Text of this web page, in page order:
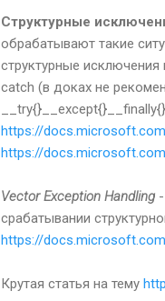
Структурные
обрабатывают такие
структурные
catch (в доках не
__try{}__except{}__finally{}.
https://
https://
Vector Exception Handling
срабатывании
https://
Крутая статья на тему